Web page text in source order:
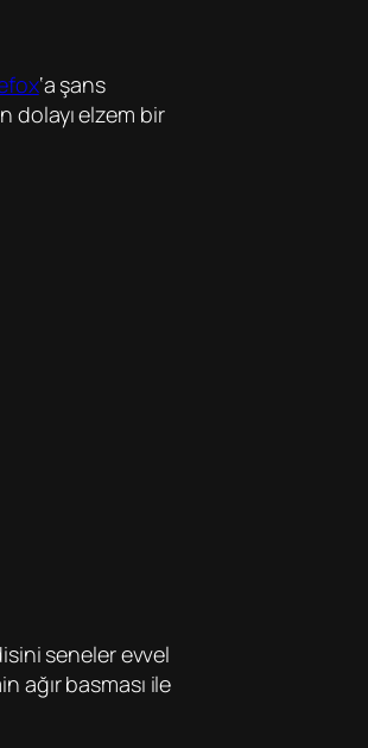
‘a şans
dolayı elzem bir
seneler evvel
ağır basması ile